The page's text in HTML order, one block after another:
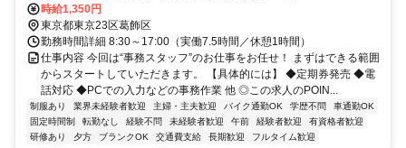
時給1,350円
東京都東京23区葛飾区
勤務時間詳細 8:30～17:00（実働7.5時間／休憩1時間）
仕事内容 今回は“事務スタッフ”のお仕事をお任せ！ まずはできる範囲
からスタートしていただきます。 【具体的には】 ◆定期券発売 ◆電
話対応 ◆PCでの入力などの事務作業 他 ◎この求人のPOIN...
制服あり 業界未経験者歓迎 主婦・主夫歓迎 バイク通勤OK 学歴不問
車通勤OK
固定時間制
転勤なし 経験不問 未経験者歓迎 午前 経験者歓迎
有資格者歓迎
研修あり
夕方 ブランクOK 交通費支給 長期歓迎 フルタイム歓迎